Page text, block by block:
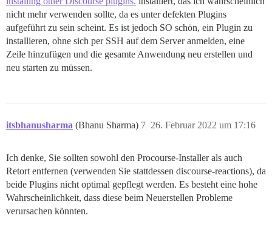
** FAILED TO BOOTSTRAP ** please scroll up and
nicht mehr verwenden sollte, da es unter defekten Plugins
aufgeführt zu sein scheint. Es ist jedoch SO schön, ein Plugin zu
installieren, ohne sich per SSH auf dem Server anmelden, eine
Zeile hinzufügen und die gesamte Anwendung neu erstellen und
neu starten zu müssen.
itsbhanusharma (Bhanu Sharma) 26. Februar 2022 um 17:16
7
Ich denke, Sie sollten sowohl den Procourse-Installer als auch
Retort entfernen (verwenden Sie stattdessen discourse-reactions), da
beide Plugins nicht optimal gepflegt werden. Es besteht eine hohe
Wahrscheinlichkeit, dass diese beim Neuerstellen Probleme
verursachen könnten.